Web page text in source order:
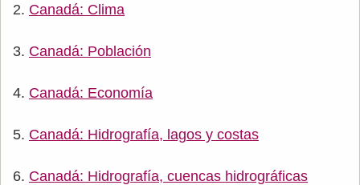
Canadá: Clima
Canadá: Población
Canadá: Economía
Canadá: Hidrografía, lagos y costas
Canadá: Hidrografía, cuencas hidrográficas